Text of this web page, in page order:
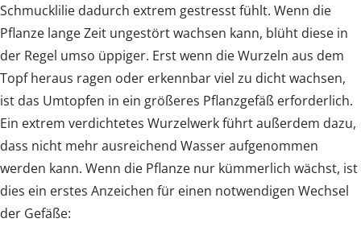
Schmucklilie dadurch extrem gestresst fühlt. Wenn die
Pflanze lange Zeit ungestört wachsen kann, blüht diese in
der Regel umso üppiger. Erst wenn die Wurzeln aus dem
Topf heraus ragen oder erkennbar viel zu dicht wachsen,
ist das Umtopfen in ein größeres Pflanzgefäß erforderlich.
Ein extrem verdichtetes Wurzelwerk führt außerdem dazu,
dass nicht mehr ausreichend Wasser aufgenommen
werden kann. Wenn die Pflanze nur kümmerlich wächst, ist
dies ein erstes Anzeichen für einen notwendigen Wechsel
der Gefäße: